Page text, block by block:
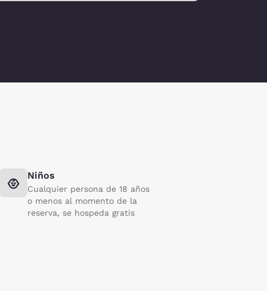
Niños
Cualquier persona de 18 años
o menos al momento de la
reserva, se hospeda gratis